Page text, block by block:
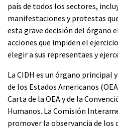
país de todos los sectores,
manifestaciones y protestas
esta grave decisión del órgano
acciones que impiden el
elegir a sus representaes y
La CIDH es un órgano principal
de los Estados Americanos
Carta de la OEA y de la
Humanos. La Comisión
promover la observancia de los